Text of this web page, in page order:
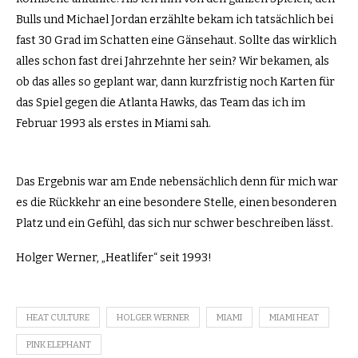
Bulls und Michael Jordan erzählte bekam ich tatsächlich bei
fast 30 Grad im Schatten eine Gänsehaut. Sollte das wirklich
alles schon fast drei Jahrzehnte her sein? Wir bekamen, als
ob das alles so geplant war, dann kurzfristig noch Karten für
das Spiel gegen die Atlanta Hawks, das Team das ich im
Februar 1993 als erstes in Miami sah.
Das Ergebnis war am Ende nebensächlich denn für mich war
es die Rückkehr an eine besondere Stelle, einen besonderen
Platz und ein Gefühl, das sich nur schwer beschreiben lässt.
Holger Werner, „Heatlifer“ seit 1993!
HEAT CULTURE HOLGER WERNER MIAMI MIAMI HEAT
PINK ELEPHANT